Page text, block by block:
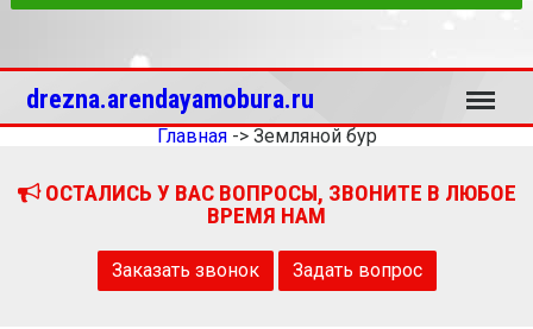
drezna.arendayamobura.ru Меню
Главная-> Земляной бур
ОСТАЛИСЬ У ВАС ВОПРОСЫ, ЗВОНИТЕ В ЛЮБОЕ
ВРЕМЯ НАМ
Заказать звонок Задать вопрос